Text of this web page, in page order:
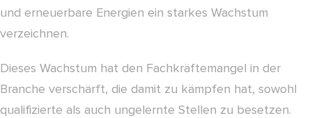
und erneuerbare Energien ein starkes Wachstum
verzeichnen.
Dieses Wachstum hat den Fachkräftemangel in der
Branche verschärft, die damit zu kämpfen hat, sowohl
qualifizierte als auch ungelernte Stellen zu besetzen.